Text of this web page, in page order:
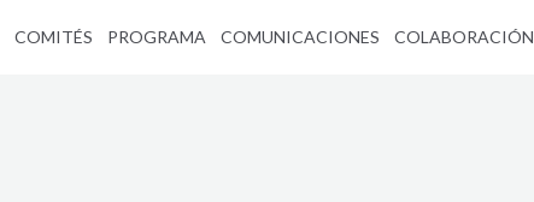
COMITÉS PROGRAMA COMUNICACIONES COLABORACIÓN